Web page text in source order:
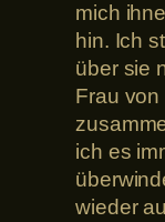
mich
hin. Ich
über sie
Frau von
ich es
wieder